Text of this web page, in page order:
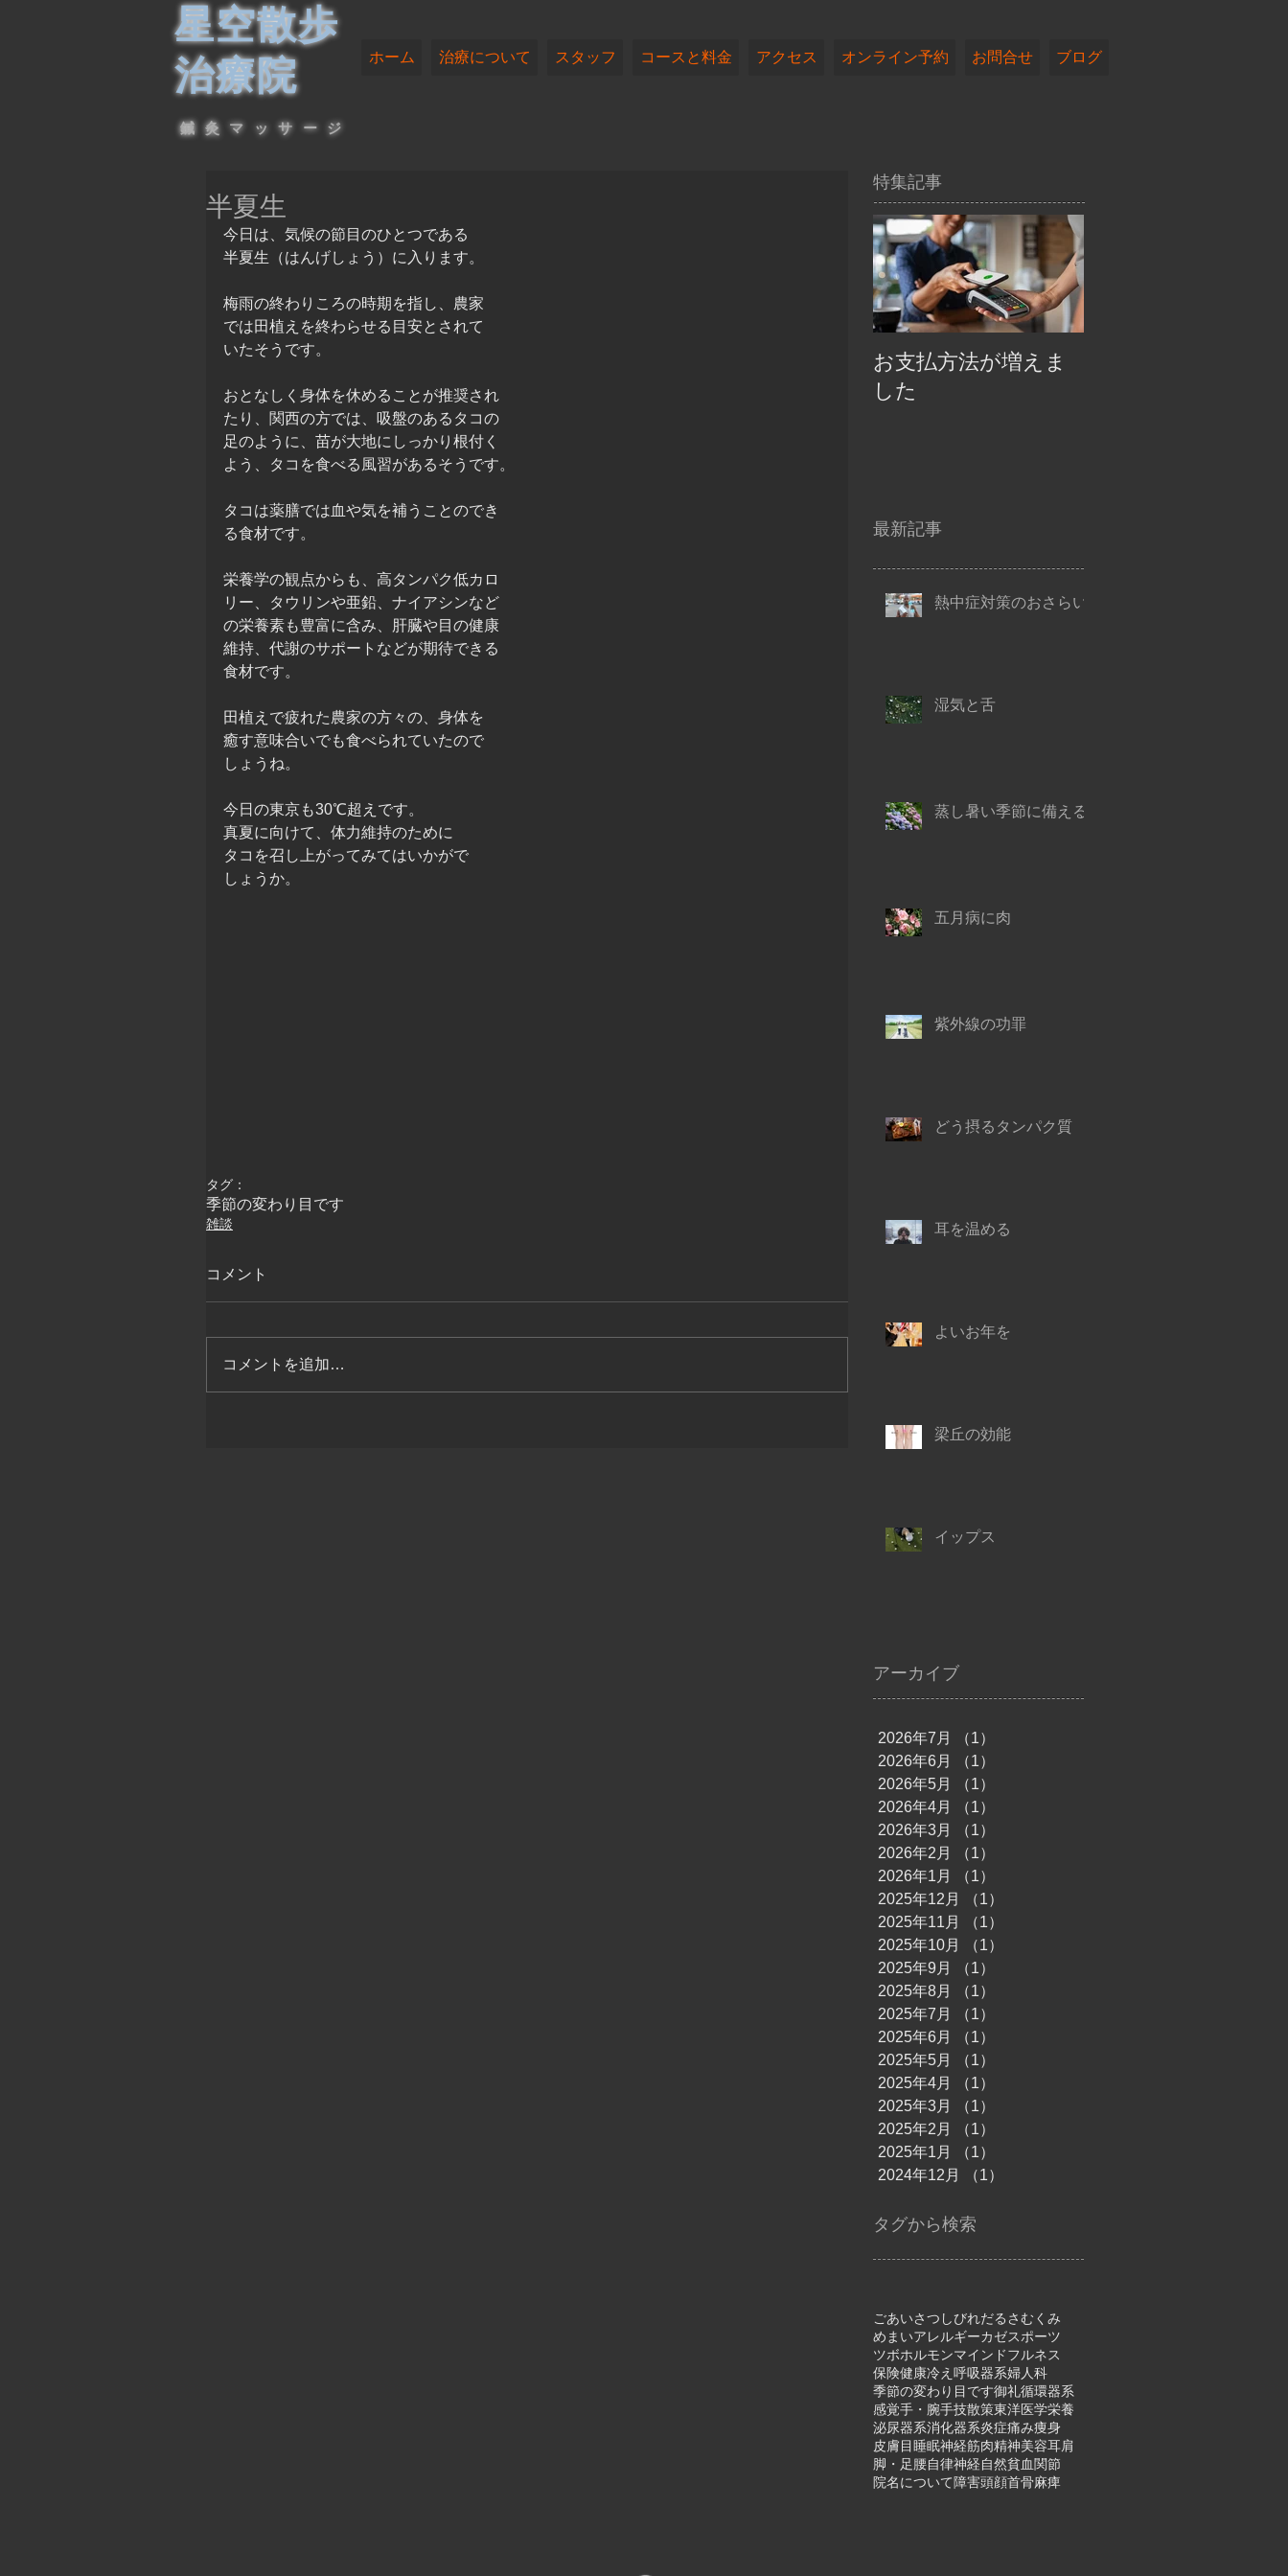
星空散歩
治療院
ホーム 治療について スタッフ コースと料金 アクセス オンライン予約 お問合せ ブログ
鍼灸マッサージ
半夏生
今日は、気候の節目のひとつである
半夏生（はんげしょう）に入ります。
梅雨の終わりころの時期を指し、農家
では田植えを終わらせる目安とされて
いたそうです。
おとなしく身体を休めることが推奨され
たり、関西の方では、吸盤のあるタコの
足のように、苗が大地にしっかり根付く
よう、タコを食べる風習があるそうです。
タコは薬膳では血や気を補うことのでき
る食材です。
栄養学の観点からも、高タンパク低カロ
リー、タウリンや亜鉛、ナイアシンなど
の栄養素も豊富に含み、肝臓や目の健康
維持、代謝のサポートなどが期待できる
食材です。
田植えで疲れた農家の方々の、身体を
癒す意味合いでも食べられていたので
しょうね。
今日の東京も30℃超えです。
真夏に向けて、体力維持のために
タコを召し上がってみてはいかがで
しょうか。
タグ：
季節の変わり目です
雑談
コメント
コメントを追加…
特集記事
お支払方法が増えま
した
最新記事
熱中症対策のおさらい
湿気と舌
蒸し暑い季節に備える
五月病に肉
紫外線の功罪
どう摂るタンパク質
耳を温める
よいお年を
梁丘の効能
イップス
アーカイブ
2026年7月 （1）
2026年6月
（1）
2026年5月
（1）
2026年4月
（1）
2026年3月
（1）
2026年2月
（1）
2026年1月
（1）
2025年12月
（1）
2025年11月
（1）
2025年10月
（1）
2025年9月
（1）
2025年8月
（1）
2025年7月
（1）
2025年6月
（1）
2025年5月
（1）
2025年4月
（1）
2025年3月
（1）
2025年2月
（1）
2025年1月
（1）
2024年12月
（1）
タグから検索
ごあいさつ しびれだるさむくみ
めまいアレルギーカゼスポーツ
ツボホルモンマインドフルネス
保険健康冷え 呼吸器系婦人科
季節の変わり目です御礼循環器系
感覚手・腕手技散策東洋医学栄養
泌尿器系消化器系炎症痛み痩身
皮膚目 睡眠神経筋肉精神美容耳肩
脚・足腰自律神経自然貧血関節
院名について障害頭顔首骨麻痺